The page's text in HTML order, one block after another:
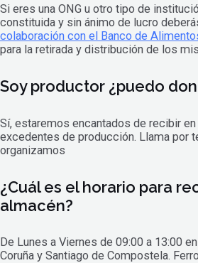
Si eres una ONG u otro tipo de
constituida y sin ánimo de lucro
colaboración con el Banco de
para la retirada y distribución de los
Soy productor ¿puedo
Sí, estaremos encantados de recibir
excedentes de producción. Llama por
organizamos
¿Cuál es el horario para
almacén?
De Lunes a Viernes de 09:00 a 13:00
Coruña y Santiago de Compostela.